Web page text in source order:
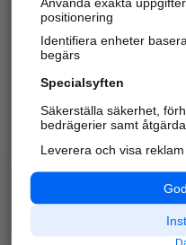
Alla kategorier
API & Kartor
positionering
Identifiera enheter
begärs
Specialsyften
Säkerställa säkerhet,
bedrägerier samt
Leverera och visa